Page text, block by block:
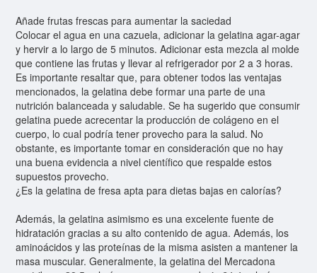
Añade frutas frescas para aumentar la saciedad
Colocar el agua en una cazuela, adicionar la gelatina agar-agar
y hervir a lo largo de 5 minutos. Adicionar esta mezcla al molde
que contiene las frutas y llevar al refrigerador por 2 a 3 horas.
Es importante resaltar que, para obtener todos las ventajas
mencionados, la gelatina debe formar una parte de una
nutrición balanceada y saludable. Se ha sugerido que consumir
gelatina puede acrecentar la producción de colágeno en el
cuerpo, lo cual podría tener provecho para la salud. No
obstante, es importante tomar en consideración que no hay
una buena evidencia a nivel científico que respalde estos
supuestos provecho.
¿Es la gelatina de fresa apta para dietas bajas en calorías?
Además, la gelatina asimismo es una excelente fuente de
hidratación gracias a su alto contenido de agua. Además, los
aminoácidos y las proteínas de la misma asisten a mantener la
masa muscular. Generalmente, la gelatina del Mercadona